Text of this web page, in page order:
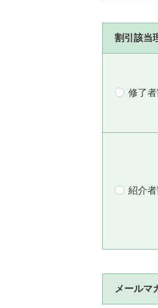
割引該当
修了者
紹介者
メールマ